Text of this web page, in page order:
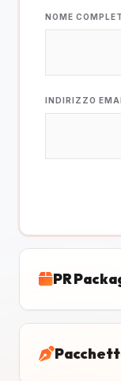
NOME
INDIRIZZO
PR